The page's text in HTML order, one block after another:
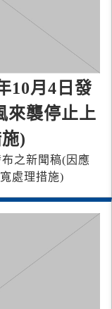
10月4日發
來襲停止上
)
之新聞稿(因應
處理措施)